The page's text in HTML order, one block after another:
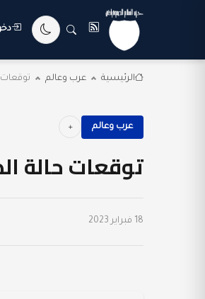
الرئيسية عرب وعالم توقعات
عرب وعالم
توقعات حالة الطقس غدًا
18 فبراير 2023